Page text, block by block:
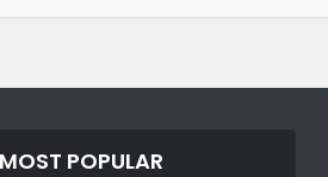
MOST POPULAR